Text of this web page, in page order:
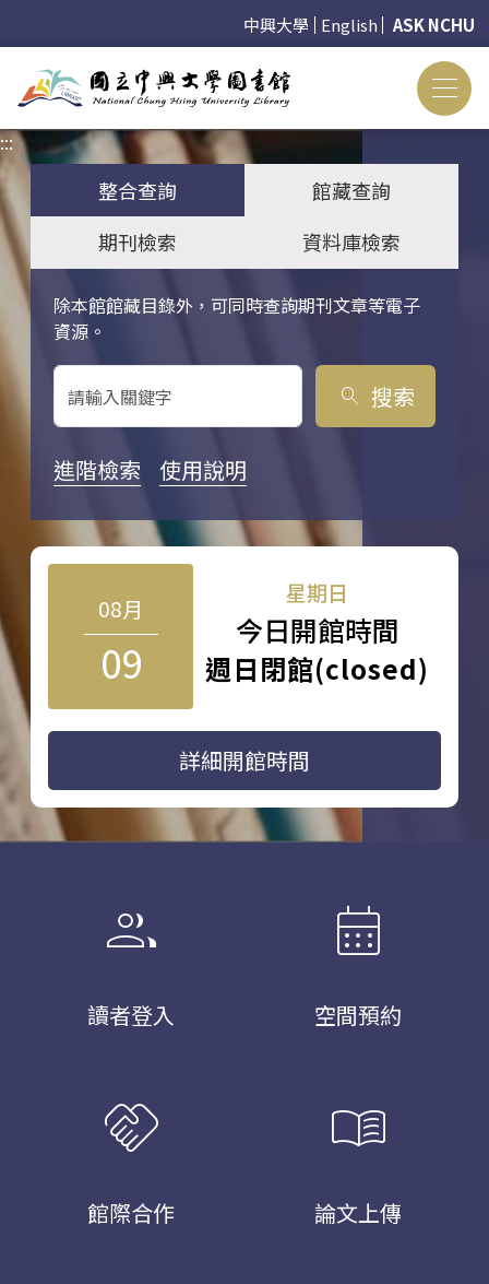
中興大學 English ASK NCHU
:::
整合查詢
館藏查詢
期刊檢索
資料庫檢索
除本館館藏目錄外，可同時查詢期刊文章等電子
資源。
關鍵字搜尋
search 搜索
進階檢索 使用說明
08月
09
星期日
今日開館時間
週日閉館(closed)
詳細開館時間
group
讀者登入
calendar_month
空間預約
handshake
館際合作
menu_book
論文上傳